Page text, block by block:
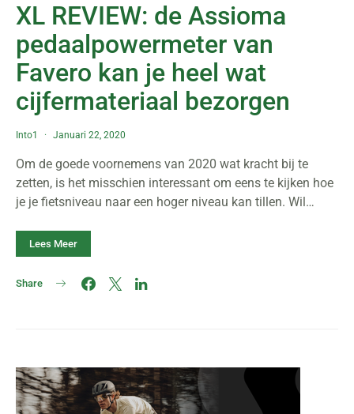
XL REVIEW: de Assioma
pedaalpowermeter van
Favero kan je heel wat
cijfermateriaal bezorgen
Into1 Januari 22, 2020
Om de goede voornemens van 2020 wat kracht bij te
zetten, is het misschien interessant om eens te kijken hoe
je je fietsniveau naar een hoger niveau kan tillen. Wil…
Lees Meer
Share